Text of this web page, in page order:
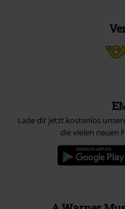
Lade dir jetzt kostenlos
die vielen neuen